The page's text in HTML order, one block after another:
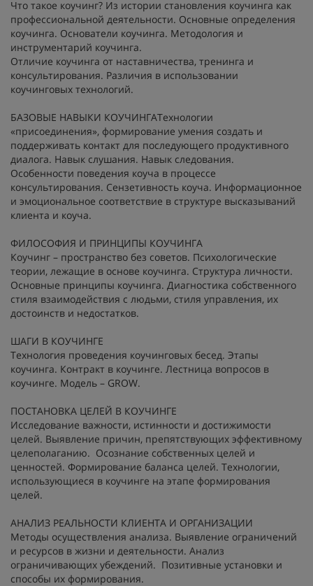
Что такое коучинг? Из истории становления коучинга как
профессиональной деятельности. Основные определения
коучинга. Основатели коучинга. Методология и
инструментарий коучинга.
Отличие коучинга от наставничества, тренинга и
консультирования. Различия в использовании
коучинговых технологий.
БАЗОВЫЕ НАВЫКИ КОУЧИНГАТехнологии
«присоединения», формирование умения создать и
поддерживать контакт для последующего продуктивного
диалога. Навык слушания. Навык следования.
Особенности поведения коуча в процессе
консультирования. Сензетивность коуча. Информационное
и эмоциональное соответствие в структуре высказываний
клиента и коуча.
ФИЛОСОФИЯ И ПРИНЦИПЫ КОУЧИНГА
Коучинг – пространство без советов. Психологические
теории, лежащие в основе коучинга. Структура личности.
Основные принципы коучинга. Диагностика собственного
стиля взаимодействия с людьми, стиля управления, их
достоинств и недостатков.
ШАГИ В КОУЧИНГЕ
Технология проведения коучинговых бесед. Этапы
коучинга. Контракт в коучинге. Лестница вопросов в
коучинге. Модель – GROW.
ПОСТАНОВКА ЦЕЛЕЙ В КОУЧИНГЕ
Исследование важности, истинности и достижимости
целей. Выявление причин, препятствующих эффективному
целеполаганию. Осознание собственных целей и
ценностей. Формирование баланса целей. Технологии,
использующиеся в коучинге на этапе формирования
целей.
АНАЛИЗ РЕАЛЬНОСТИ КЛИЕНТА И ОРГАНИЗАЦИИ
Методы осуществления анализа. Выявление ограничений
и ресурсов в жизни и деятельности. Анализ
ограничивающих убеждений. Позитивные установки и
способы их формирования.